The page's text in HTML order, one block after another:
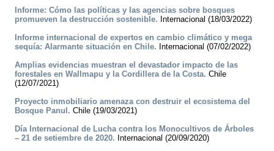
Informe: Cómo las políticas y las agencias sobre bosques
promueven la destrucción sostenible. Internacional (18/03/2022)
Informe internacional de expertos en cambio climático y mega
sequía: Alarmante situación en Chile. Internacional (07/02/2022)
Amplias evidencias muestran el devastador impacto de las
forestales en Wallmapu y la Cordillera de la Costa. Chile
(12/07/2021)
Proyecto inmobiliario amenaza con destruir el ecosistema del
Bosque Panul. Chile (19/03/2021)
Día Internacional de Lucha contra los Monocultivos de Árboles
– 21 de setiembre de 2020. Internacional (20/09/2020)